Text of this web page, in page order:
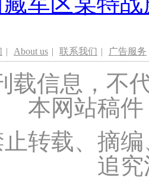
| About us | 联系我们 | 广告服务
载信息，不
本网站稿
转载、摘
追